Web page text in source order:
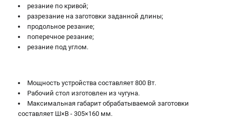
резание по кривой;
разрезание на заготовки заданной длины;
продольное резание;
поперечное резание;
резание под углом.
Мощность устройства составляет 800 Вт.
Рабочий стол изготовлен из чугуна.
Максимальная габарит обрабатываемой заготовки
составляет Ш×В - 305×160 мм.